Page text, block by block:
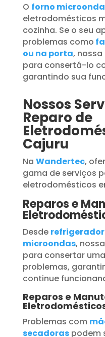
O forno
eletrodomésticos
cozinha. Se o seu
problemas como
ou na porta,
para consertá-lo
garantindo sua
Nossos
Reparo de
Cajuru
Na Wandertec,
gama de serviços
eletrodomésticos
Reparos e
Desde
microondas,
para consertar
problemas,
continue
Reparos e
Problemas com
secadoraspodem